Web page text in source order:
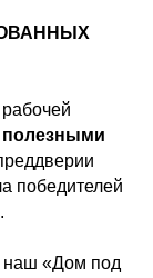
полезными
победителей
наш «Дом под